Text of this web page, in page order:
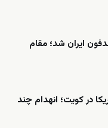
ایران شد؛ مقام
در کویت؛ انهدام چند